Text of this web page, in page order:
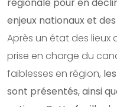
enjeux nationaux et
Après un état des lieux
prise en charge du
faiblesses en région,
sont présentés, ainsi